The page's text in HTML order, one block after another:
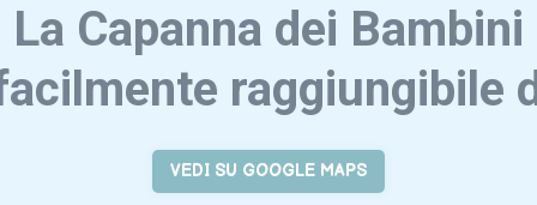
La Capanna dei Bambini
raggiungibile
VEDI SU GOOGLE MAPS